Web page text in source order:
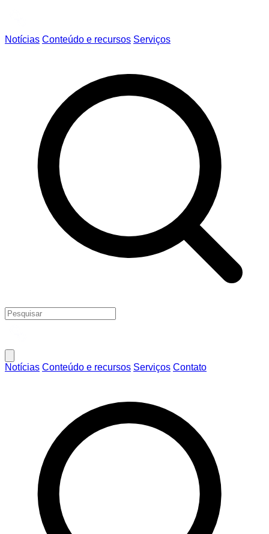
Notícias Conteúdo e recursos Serviços
Notícias Conteúdo e recursos Serviços Contato